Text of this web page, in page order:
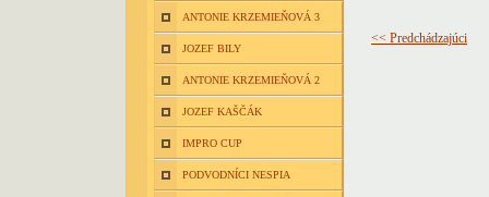
ANTONIE KRZEMIEŇOVÁ 3
JOZEF BILY
ANTONIE KRZEMIEŇOVÁ 2
JOZEF KAŠČÁK
IMPRO CUP
PODVODNÍCI NESPIA
<< Predchádzajúci